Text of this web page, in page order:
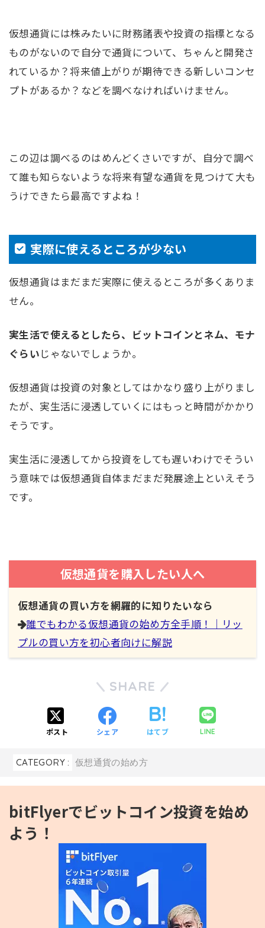
仮想通貨には株みたいに財務諸表や投資の指標となる
ものがないので自分で通貨について、ちゃんと開発さ
れているか？将来値上がりが期待できる新しいコンセ
プトがあるか？などを調べなければいけません。
この辺は調べるのはめんどくさいですが、自分で調べ
て誰も知らないような将来有望な通貨を見つけて大も
うけできたら最高ですよね！
実際に使えるところが少ない
仮想通貨はまだまだ実際に使えるところが多くありま
せん。
実生活で使えるとしたら、ビットコインとネム、モナ
ぐらいじゃないでしょうか。
仮想通貨は投資の対象としてはかなり盛り上がりまし
たが、実生活に浸透していくにはもっと時間がかかり
そうです。
実生活に浸透してから投資をしても遅いわけでそうい
う意味では仮想通貨自体まだまだ発展途上といえそう
です。
仮想通貨を購入したい人へ
仮想通貨の買い方を網羅的に知りたいなら
誰でもわかる仮想通貨の始め方全手順！｜リッ
プルの買い方を初心者向けに解説
SHARE
ポスト シェア はてブ LINE
CATEGORY : 仮想通貨の始め方
bitFlyerでビットコイン投資を始め
よう！